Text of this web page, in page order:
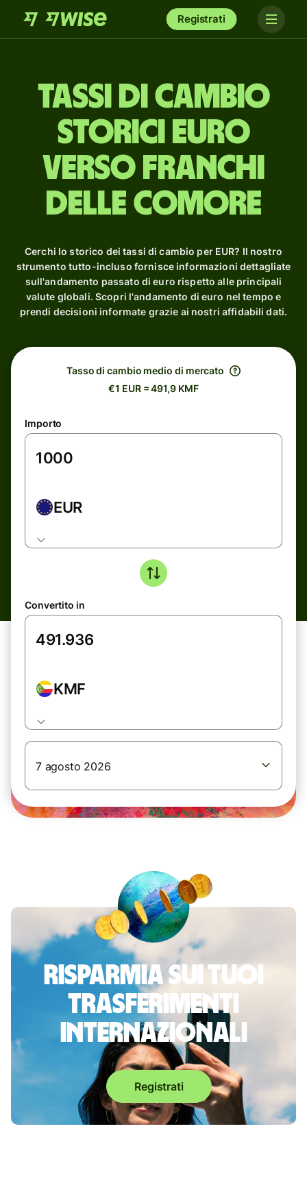
Registrati
Tassi di cambio
storici euro
verso franchi
delle Comore
Cerchi lo storico dei tassi di cambio per EUR? Il nostro
strumento tutto-incluso fornisce informazioni dettagliate
sull'andamento passato di euro rispetto alle principali
valute globali. Scopri l'andamento di euro nel tempo e
prendi decisioni informate grazie ai nostri affidabili dati.
Tasso di cambio medio di mercato
€1 EUR = 491,9 KMF
Importo
EUR
Convertito in
KMF
7 agosto 2026
Risparmia sui tuoi
trasferimenti
internazionali
Registrati